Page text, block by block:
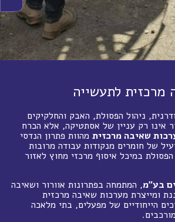
מרכזית לתעשייה
ניהול הפסולת, האבק והחלקיקים
אינו רק עניין של אסתטיקה, אלא הכרח
שאיבה מרכזיתמהוות פתרון הנדסי
של חומרים מנקודות עבודה מרובות
במיכל איסוף מרכזי מחוץ לאזור
בע"מ, המתמחה בפתרונות אוורור ושאיבה
מתכננת ומייצרת מערכות שאיבה מרכזית
הייחודיים של מפעלים, בתי מלאכה